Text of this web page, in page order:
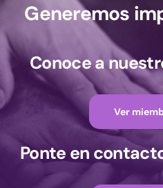
Generemos
Conoce a
Ver
Ponte en